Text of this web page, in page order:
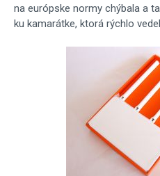
na európske normy chýbala a
ku kamarátke, ktorá rýchlo